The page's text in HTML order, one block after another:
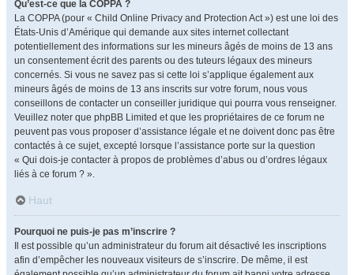
Qu’est-ce que la COPPA ?
La COPPA (pour « Child Online Privacy and Protection Act ») est une loi des
États-Unis d’Amérique qui demande aux sites internet collectant
potentiellement des informations sur les mineurs âgés de moins de 13 ans
un consentement écrit des parents ou des tuteurs légaux des mineurs
concernés. Si vous ne savez pas si cette loi s’applique également aux
mineurs âgés de moins de 13 ans inscrits sur votre forum, nous vous
conseillons de contacter un conseiller juridique qui pourra vous renseigner.
Veuillez noter que phpBB Limited et que les propriétaires de ce forum ne
peuvent pas vous proposer d’assistance légale et ne doivent donc pas être
contactés à ce sujet, excepté lorsque l’assistance porte sur la question
« Qui dois-je contacter à propos de problèmes d’abus ou d’ordres légaux
liés à ce forum ? ».
Haut
Pourquoi ne puis-je pas m’inscrire ?
Il est possible qu’un administrateur du forum ait désactivé les inscriptions
afin d’empêcher les nouveaux visiteurs de s’inscrire. De même, il est